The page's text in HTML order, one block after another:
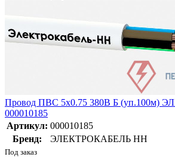
Провод ПВС 5х0.75 380В Б (уп.100м)
000010185
Артикул: 000010185
Бренд:
ЭЛЕКТРОКАБЕЛЬ НН
Под заказ